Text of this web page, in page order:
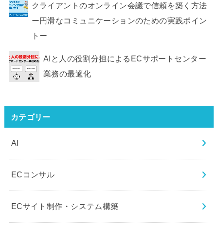
クライアントのオンライン会議で信頼を築く方法
ー円滑なコミュニケーションのための実践ポイン
トー
AIと人の役割分担によるECサポートセンター
業務の最適化
カテゴリー
AI
ECコンサル
ECサイト制作・システム構築